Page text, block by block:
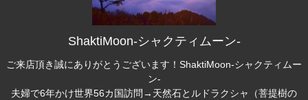
ShaktiMoon-シャクティムーン-
ご来店頂き誠にありがとうございます！ShaktiMoon-シャクティムー
ン-
夫婦で6年かけ世界56カ国訪問→天然石とルドラクシャ（菩提樹の